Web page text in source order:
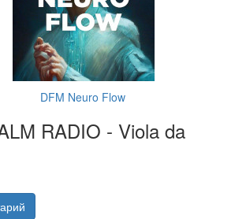
DFM Neuro Flow
RADIO - Viola da